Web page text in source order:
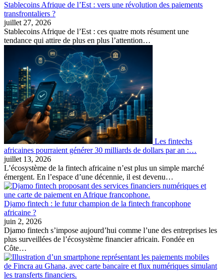
Stablecoins Afrique de l’Est : vers une révolution des paiements
transfrontaliers ?
juillet 27, 2026
Stablecoins Afrique de l’Est : ces quatre mots résument une
tendance qui attire de plus en plus l’attention…
Les fintechs
africaines pourraient générer 30 milliards de dollars par an :…
juillet 13, 2026
L’écosystème de la fintech africaine n’est plus un simple marché
émergent. En l’espace d’une décennie, il est devenu…
Djamo fintech : le futur champion de la fintech francophone
africaine ?
juin 2, 2026
Djamo fintech s’impose aujourd’hui comme l’une des entreprises les
plus surveillées de l’écosystème financier africain. Fondée en
Côte…